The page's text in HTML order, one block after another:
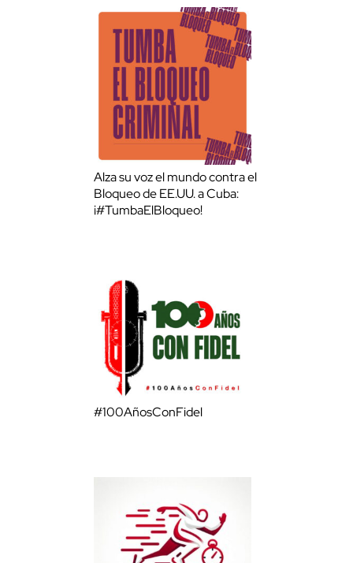
Alza su voz el mundo contra el
Bloqueo de EE.UU. a Cuba:
¡#TumbaElBloqueo!
#100AñosConFidel